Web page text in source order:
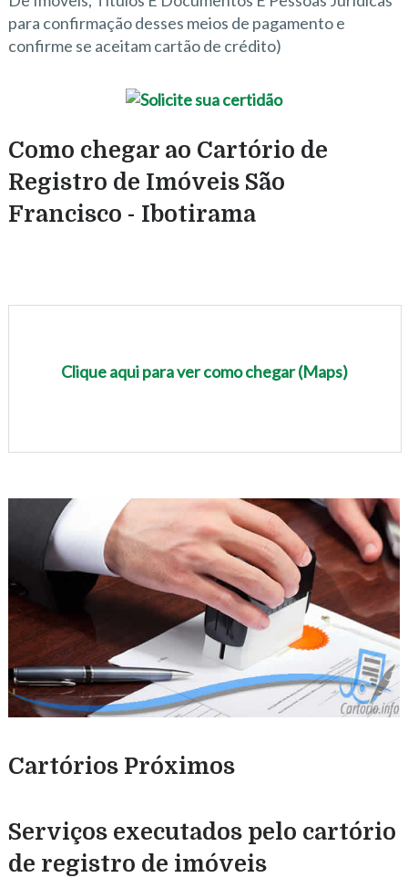
para confirmação desses meios de pagamento e
confirme se aceitam cartão de crédito)
Como chegar ao Cartório de
Registro de Imóveis São
Francisco - Ibotirama
Clique aqui para ver como chegar (Maps)
Cartórios Próximos
Serviços executados pelo cartório
de registro de imóveis